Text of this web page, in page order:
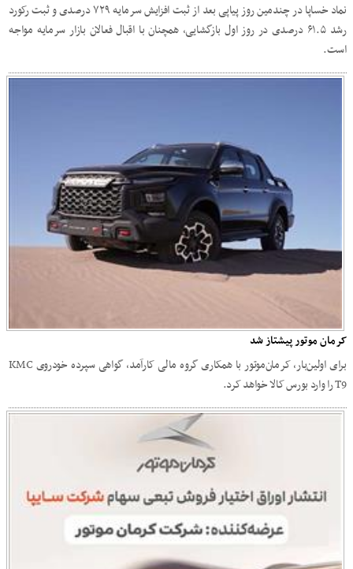
نماد خساپا در‌ چندمین روز پیاپی بعد از ثبت افزایش سرمایه ۷۲۹ درصدی و ثبت رکورد
رشد ۶۱.۵ درصدی در روز اول بازگشایی، همچنان با اقبال فعالان بازار سرمایه مواجه
است.
کرمان موتور پیشتاز شد
برای اولین‌بار، کرمان‌موتور با همکاری گروه مالی کارآمد، گواهی سپرده خودروی KMC
T9 را وارد بورس کالا خواهد کرد.